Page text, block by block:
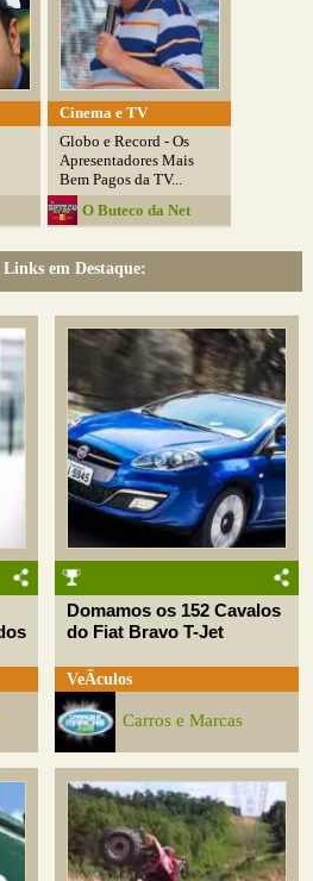
Cinema e TV
Globo e Record - Os
Apresentadores Mais
Bem Pagos da TV...
O Buteco da Net
em Destaque:
Domamos os 152 Cavalos
do Fiat Bravo T-Jet
VeÃ­culos
Carros e Marcas